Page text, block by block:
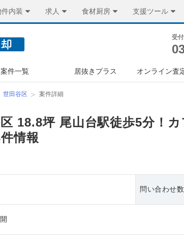
件内装 求人 食材厨房 支援ツール
受
案件一覧 居抜きプラス オンライン査
世田谷区 案件詳細
18.8坪 尾山台駅徒歩5分！
情報
問い合わせ数